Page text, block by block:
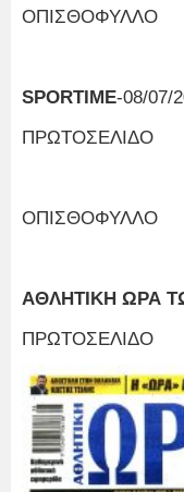
ΟΠΙΣΘΟΦΥΛΛΟ
SPORTIME-08/07/
ΠΡΩΤΟΣΕΛΙΔΟ
ΟΠΙΣΘΟΦΥΛΛΟ
ΑΘΛΗΤΙΚΗ ΩΡΑ
ΠΡΩΤΟΣΕΛΙΔΟ